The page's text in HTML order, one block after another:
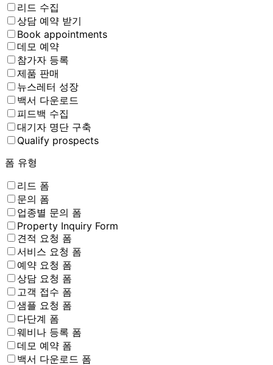
리드 수집
상담 예약 받기
Book appointments
데모 예약
참가자 등록
제품 판매
뉴스레터 성장
백서 다운로드
피드백 수집
대기자 명단 구축
Qualify prospects
폼 유형
리드 폼
문의 폼
업종별 문의 폼
Property Inquiry Form
견적 요청 폼
서비스 요청 폼
예약 요청 폼
상담 요청 폼
고객 접수 폼
샘플 요청 폼
다단계 폼
웨비나 등록 폼
데모 예약 폼
백서 다운로드 폼